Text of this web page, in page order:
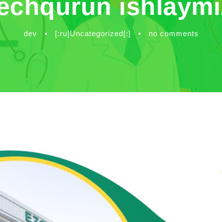
dev • [:ru]Uncategorized[:] • no comments